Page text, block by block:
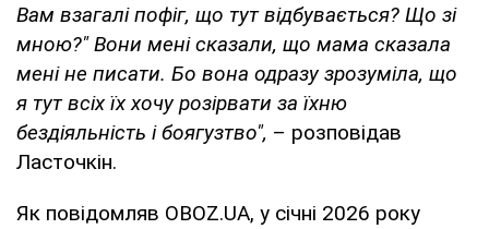
Вам взагалі пофіг, що тут відбувається? Що зі
мною?" Вони мені сказали, що мама сказала
мені не писати. Бо вона одразу зрозуміла, що
я тут всіх їх хочу розірвати за їхню
бездіяльність і боягузтво", – розповідав
Ласточкін.
Як повідомляв OBOZ.UA, у січні 2026 року